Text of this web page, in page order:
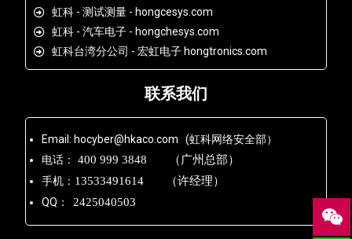
虹科 - 测试测量 - hongcesys.com
虹科 - 汽车电子 - hongchesys.com
虹科台湾分公司 - 宏虹电子 hongtronics.com
联系我们
Email: hocyber@hkaco.com (虹科网络安全部）
电话：
400 999 3848 （广州总部）
手机： 13533491614 （许经理）
QQ： 2425040503